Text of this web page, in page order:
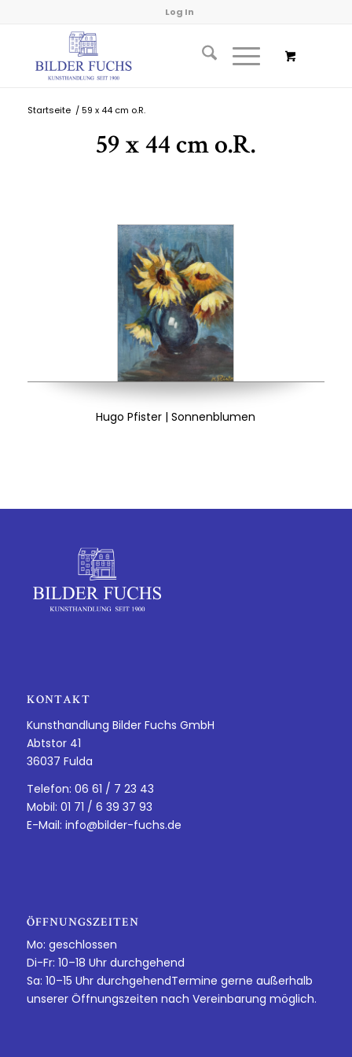
Log In
Startseite / 59 x 44 cm o.R.
59 x 44 cm o.R.
Hugo Pfister | Sonnenblumen
KONTAKT
Kunsthandlung Bilder Fuchs GmbH
Abtstor 41
36037 Fulda
Telefon: 06 61 / 7 23 43
Mobil: 01 71 / 6 39 37 93
E-Mail: info@bilder-fuchs.de
ÖFFNUNGSZEITEN
Mo: geschlossen
Di-Fr: 10–18 Uhr durchgehend
Sa: 10–15 Uhr durchgehendTermine gerne außerhalb
unserer Öffnungszeiten nach Vereinbarung möglich.